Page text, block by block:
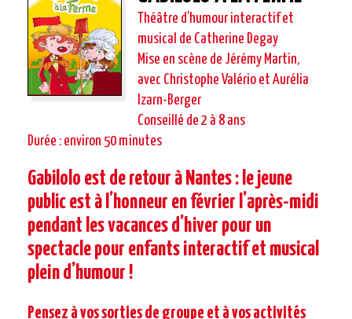
Théâtre d’humour interactif et
musical de Catherine Degay
Mise en scène de Jérémy Martin,
avec Christophe Valério et Aurélia
Izarn-Berger
Conseillé de 2 à 8 ans
Durée : environ 50 minutes
Gabilolo est de retour à Nantes : le jeune
public est à l’honneur en février l’après-midi
pendant les vacances d’hiver pour un
spectacle pour enfants interactif et musical
plein d’humour !
Pensez à vos sorties de groupe et à vos activités